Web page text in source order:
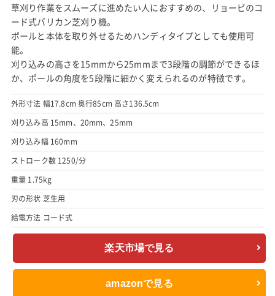
草刈り作業をスムーズに進めたい人におすすめの、リョービのコ
ード式バリカン芝刈り機。
ポールと本体を取り外せるためハンディタイプとしても使用可
能。
刈り込みの高さを15mmから25mmまで3段階の調節ができるほ
か、ポールの角度を5段階に細かく変えられるのが特徴です。
外形寸法 幅17.8cm 奥行85cm 高さ136.5cm
刈り込み高 15mm、20mm、25mm
刈り込み幅 160mm
ストローク数 1250/分
重量 1.75kg
刃の形状 芝生用
給電方法 コード式
楽天市場で見る
amazonで見る